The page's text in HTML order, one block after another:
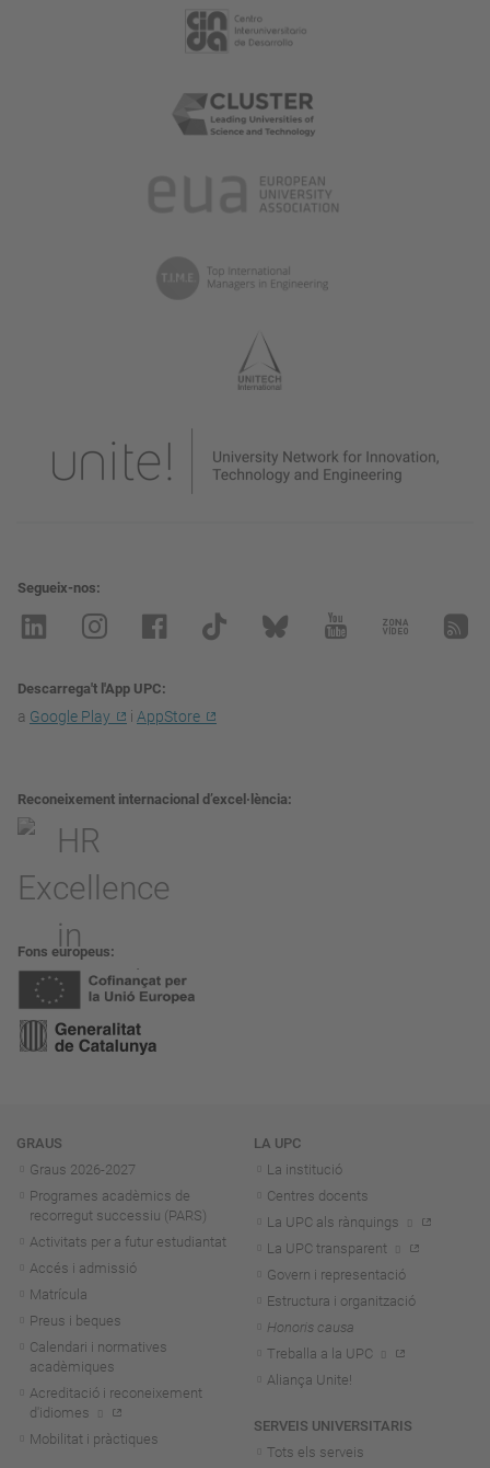
Segueix-nos
Descarrega't l'App UPC
a Google Play i AppStore
Reconeixement internacional d’excel·lència
Fons europeus
Navegació
GRAUS
Graus 2026-2027
Programes acadèmics de
recorregut successiu (PARS)
Activitats per a futur estudiantat
Accés i admissió
Matrícula
Preus i beques
Calendari i normatives
acadèmiques
Acreditació i reconeixement
d'idiomes
Mobilitat i pràctiques
LA UPC
La institució
Centres docents
La UPC als rànquings
La UPC transparent
Govern i representació
Estructura i organització
Honoris causa
Treballa a la UPC
Aliança Unite!
SERVEIS UNIVERSITARIS
Tots els serveis